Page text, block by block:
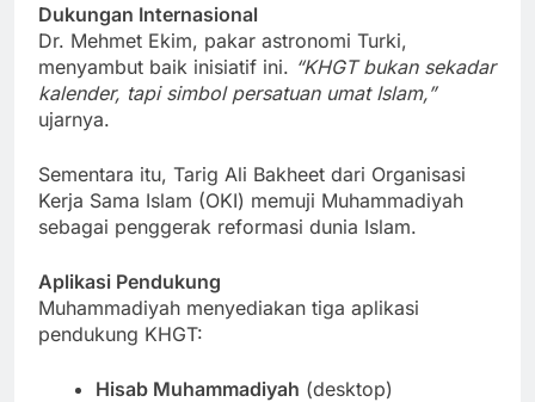
Dukungan Internasional
Dr. Mehmet Ekim, pakar astronomi Turki,
menyambut baik inisiatif ini. “KHGT bukan sekadar
kalender, tapi simbol persatuan umat Islam,”
ujarnya.
Sementara itu, Tarig Ali Bakheet dari Organisasi
Kerja Sama Islam (OKI) memuji Muhammadiyah
sebagai penggerak reformasi dunia Islam.
Aplikasi Pendukung
Muhammadiyah menyediakan tiga aplikasi
pendukung KHGT:
Hisab Muhammadiyah (desktop)